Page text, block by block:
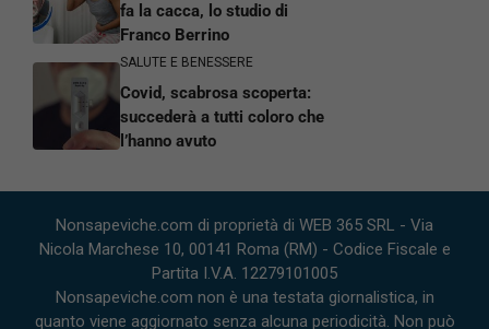
fa la cacca, lo studio di
Franco Berrino
SALUTE E BENESSERE
Covid, scabrosa scoperta:
succederà a tutti coloro che
l’hanno avuto
Nonsapeviche.com di proprietà di WEB 365 SRL - Via
Nicola Marchese 10, 00141 Roma (RM) - Codice Fiscale e
Partita I.V.A. 12279101005
Nonsapeviche.com non è una testata giornalistica, in
quanto viene aggiornato senza alcuna periodicità. Non può